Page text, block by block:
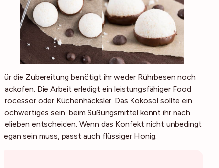
Für die Zubereitung benötigt ihr weder Rührbesen noch
Backofen. Die Arbeit erledigt ein leistungsfähiger Food
Processor oder Küchenhäcksler. Das Kokosöl sollte ein
hochwertiges sein, beim Süßungsmittel könnt ihr nach
Belieben entscheiden. Wenn das Konfekt nicht unbedingt
vegan sein muss, passt auch flüssiger Honig.